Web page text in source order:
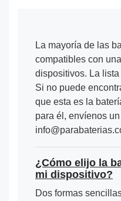
La mayoría de las
compatibles con
dispositivos. La
Si no puede
que esta es la
para él, envíenos
¿Cómo elijo la
mi dispositivo?
Dos formas